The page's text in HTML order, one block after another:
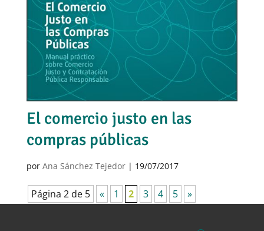
El comercio justo en las
compras públicas
por Ana Sánchez Tejedor| 19/07/2017
Página 2 de 5 « 1 2 3 4 5 »